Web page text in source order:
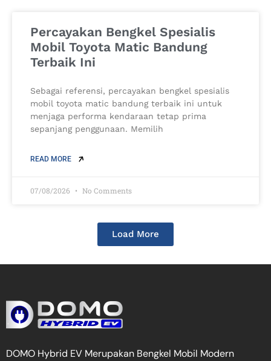
Percayakan Bengkel Spesialis
Mobil Toyota Matic Bandung
Terbaik Ini
Sebagai referensi, percayakan bengkel spesialis
mobil toyota matic bandung terbaik ini untuk
menjaga performa kendaraan tetap prima
sepanjang penggunaan. Memilih
READ MORE
07/08/2026 No Comments
Load More
DOMO Hybrid EV Merupakan Bengkel Mobil Modern